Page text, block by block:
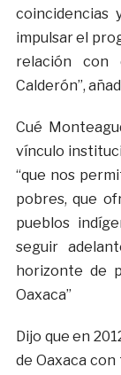
coincidencias
impulsar el
relación con
Calderón”,
Cué
vínculo
“que nos
pobres, que
pueblos
seguir
horizonte de
Oaxaca”
Dijo que en
de Oaxaca